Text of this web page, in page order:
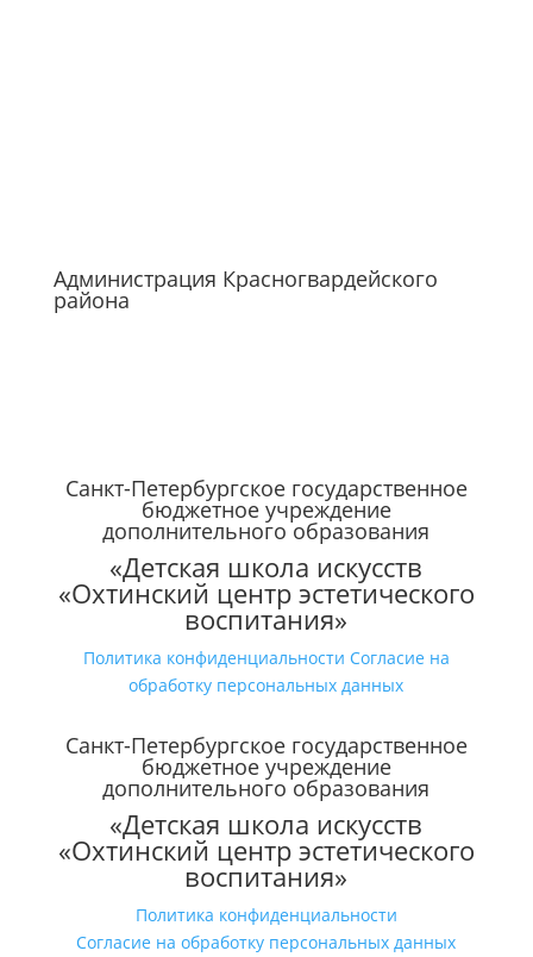
Администрация Красногвардейского
района
Санкт-Петербургское государственное
бюджетное учреждение
дополнительного образования
«Детская школа искусств
«Охтинский центр эстетического
воспитания»
Политика конфиденциальности Согласие на
обработку персональных данных
Санкт-Петербургское государственное
бюджетное учреждение
дополнительного образования
«Детская школа искусств
«Охтинский центр эстетического
воспитания»
Политика конфиденциальности
Согласие на обработку персональных данных